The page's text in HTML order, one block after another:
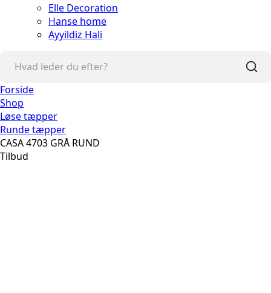
Elle Decoration
Hanse home
Ayyildiz Hali
Forside
Shop
Løse tæpper
Runde tæpper
CASA 4703 GRÅ RUND
Tilbud